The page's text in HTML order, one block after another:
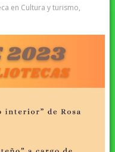
en Cultura y turismo,